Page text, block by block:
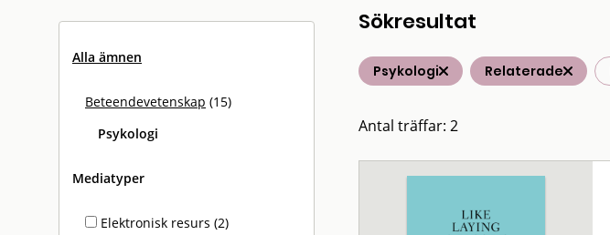
Alla ämnen
Beteendevetenskap (15)
Psykologi
Mediatyper
Elektronisk resurs (2)
Sökresultat
Psykologi Relaterade
Antal träffar: 2